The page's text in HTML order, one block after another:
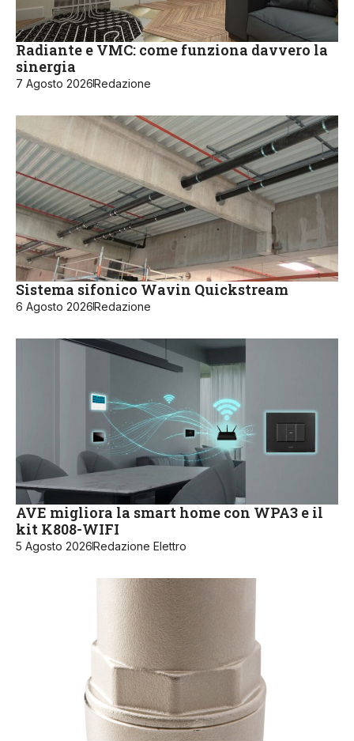
Radiante e VMC: come funziona davvero la
sinergia
7 Agosto 2026Redazione
Sistema sifonico Wavin Quickstream
6 Agosto 2026Redazione
AVE migliora la smart home con WPA3 e il
kit K808-WIFI
5 Agosto 2026Redazione Elettro